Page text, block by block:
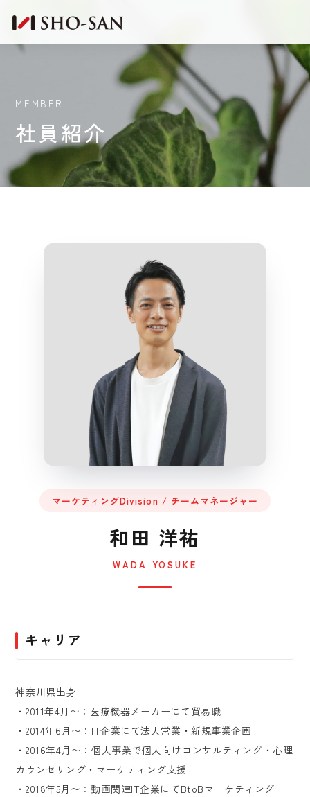
MEMBER
社員紹介
マーケティングDivision / チームマネージャー
和田 洋祐
WADA YOSUKE
キャリア
神奈川県出身
・2011年4月〜：医療機器メーカーにて貿易職
・2014年6月〜：IT企業にて法人営業・新規事業企画
・2016年4月〜：個人事業で個人向けコンサルティング・心理
カウンセリング・マーケティング支援
・2018年5月〜：動画関連IT企業にてBtoBマーケティング